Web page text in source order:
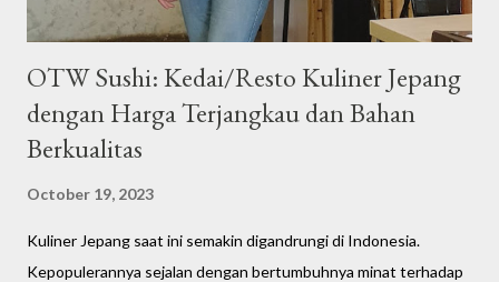
OTW Sushi: Kedai/Resto Kuliner Jepang
dengan Harga Terjangkau dan Bahan
Berkualitas
October 19, 2023
Kuliner Jepang saat ini semakin digandrungi di Indonesia.
Kepopulerannya sejalan dengan bertumbuhnya minat terhadap